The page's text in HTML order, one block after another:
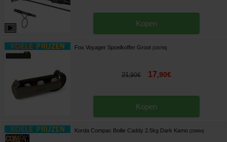
Kopen
Fox Voyager Spoelkoffer Groot 226756]
21,90€ 17,90€
Kopen
Korda Compac Boilie Caddy 2.5kg Dark Kamo 226664]